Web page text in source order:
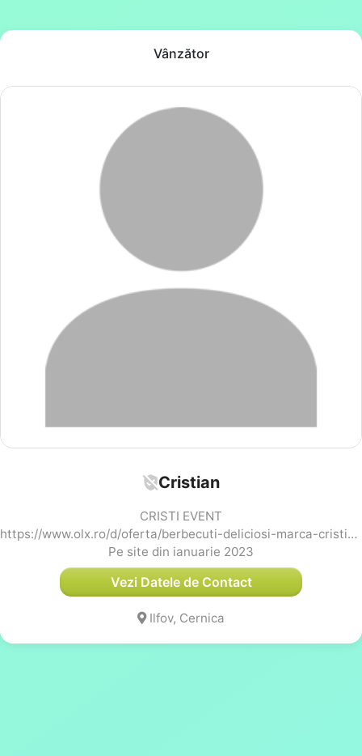
Vânzător
Cristian
CRISTI EVENT
https://www.olx.ro/d/oferta/berbecuti-deliciosi-marca-cristi-event-IDgR60S.html
Pe site din ianuarie 2023
Vezi Datele de Contact
Ilfov, Cernica